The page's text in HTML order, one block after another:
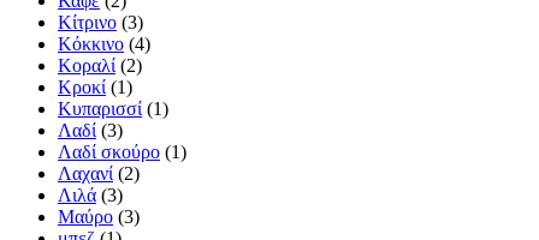
Κίτρινο (3)
Κόκκινο (4)
Κοραλί (2)
Κροκί (1)
Κυπαρισσί (1)
Λαδί (3)
Λαδί σκούρο (1)
Λαχανί (2)
Λιλά (3)
Μαύρο (3)